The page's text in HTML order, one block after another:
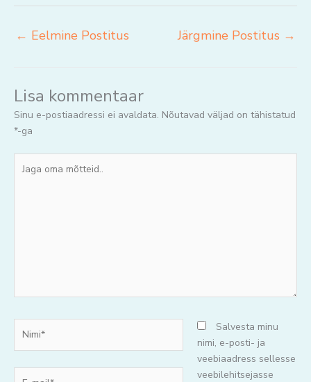
← Eelmine Postitus Järgmine Postitus →
Lisa kommentaar
Sinu e-postiaadressi ei avaldata. Nõutavad väljad on tähistatud
*-ga
oma
Salvesta minu
nimi, e-posti- ja
veebiaadress sellesse
veebilehitsejasse